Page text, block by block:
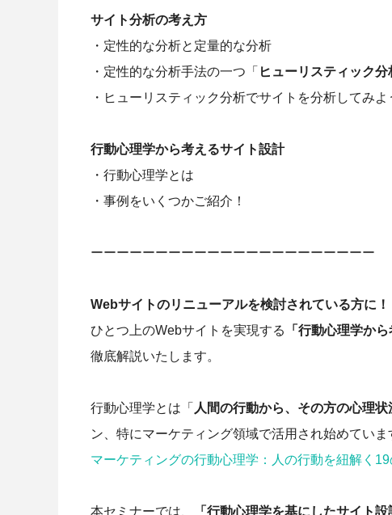
サイト分析の考え方
・定性的な分析と定量的な分析
・定性的な分析手法の一つ「 ヒューリスティック分
・ヒューリスティック分析でサイトを分析してみよ
行動心理学から考えるサイト設計
・行動心理学とは
・事例をいくつかご紹介！
ーーーーーーーーーーーーーーーーーーーーーー
Webサイトのリニューアルを検討されている方に！
ひとつ上のWebサイトを実現する
「行動心理学か
徹底解説いたします。
行動心理学とは「 人間の行動から、その方の心理状
ン、特にマーケティング領域で活用され始めてい
マーケティングの行動心理学：人の行動を紐解く
本セミナーでは、
「行動心理学を基にしたサイト